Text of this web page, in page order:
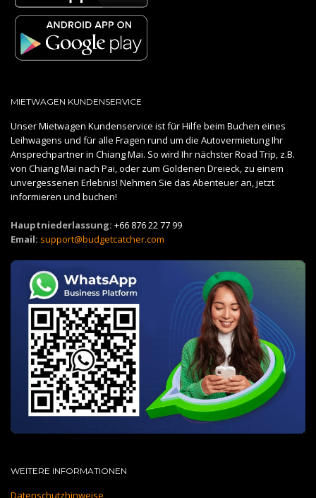
MIETWAGEN KUNDENSERVICE
Unser Mietwagen Kundenservice ist für Hilfe beim Buchen eines
Leihwagens und für alle Fragen rund um die Autovermietung Ihr
Ansprechpartner in Chiang Mai. So wird Ihr nächster Road Trip, z.B.
von Chiang Mai nach Pai, oder zum Goldenen Dreieck, zu einem
unvergessenen Erlebnis! Nehmen Sie das Abenteuer an, jetzt
informieren und buchen!
Hauptniederlassung: +66 876 22 77 99
Email: support@budgetcatcher.com
WEITERE INFORMATIONEN
Datenschutzhinweise